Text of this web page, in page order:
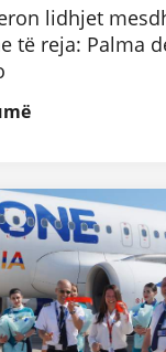
lidhjet
të reja: Palma